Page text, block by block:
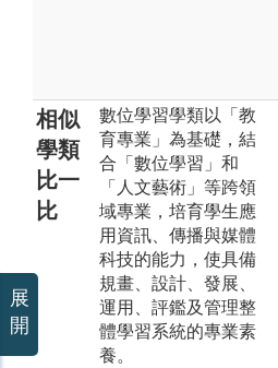
相似
學類
比一
比
數位學習學類以「教
育專業」為基礎，結
合「數位學習」和
「人文藝術」等跨領
域專業，培育學生應
用資訊、傳播與媒體
科技的能力，使具備
規畫、設計、發展、
運用、評鑑及管理整
體學習系統的專業素
養。
展
開